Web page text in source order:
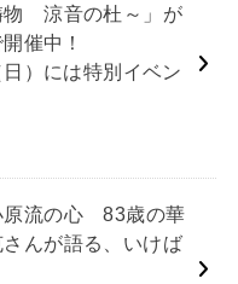
物 涼音の杜～」が
催中！
）には特別イベン
原流の心 83歳の華
んが語る、いけば